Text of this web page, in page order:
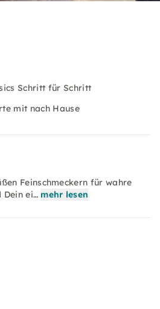
Schritt für Schritt
mit nach Hause
Feinschmeckern für wahre
Dein ei… mehr lesen